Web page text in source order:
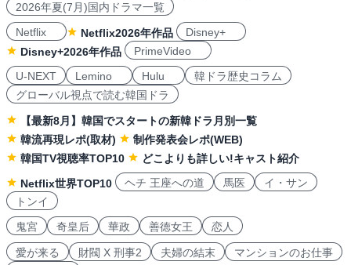
2026年夏(7月)国内ドラマ一覧
Netflix
Netflix2026年作品
Disney+
Disney+2026年作品
PrimeVideo
U-NEXT
Lemino Hulu
韓ドラ歴史コラム
グローバル視点で読む韓国ドラ
【最新8月】韓国でスタートの新韓ドラ月別一覧
韓流再現レポ(取材)
制作発表会レポ(WEB)
韓国TV視聴率TOP10
どこよりも詳しい!キャスト紹介
Netflix世界TOP10
ヘチ 王座への道 馬医
イ・サン
トンイ
鬼宮
奇皇后 華政 善徳女王 恋人
愛が来る 財閥 X 刑事2 夫婦の結末 マンションのお仕事